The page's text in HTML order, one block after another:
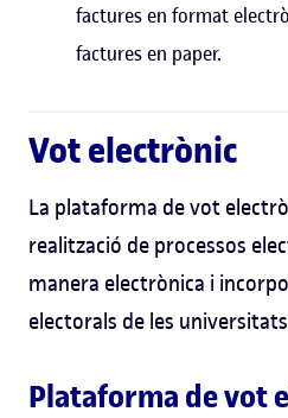
factures en format
factures en paper.
Vot electrònic
La plataforma de vot
realització de processos
manera electrònica i
electorals de les
Plataforma de vot